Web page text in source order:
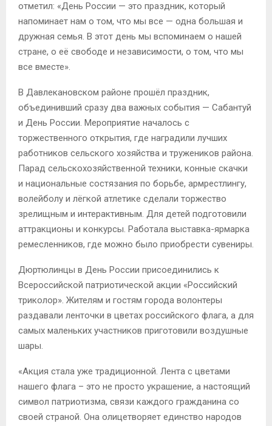
отметил: «День России — это праздник, который
напоминает нам о том, что мы все — одна большая и
дружная семья. В этот день мы вспоминаем о нашей
стране, о её свободе и независимости, о том, что мы
все вместе».
В Давлекановском районе прошёл праздник,
объединивший сразу два важных события — Сабантуй
и День России. Мероприятие началось с
торжественного открытия, где наградили лучших
работников сельского хозяйства и тружеников района.
Парад сельскохозяйственной техники, конные скачки
и национальные состязания по борьбе, армрестлингу,
волейболу и лёгкой атлетике сделали торжество
зрелищным и интерактивным. Для детей подготовили
аттракционы и конкурсы. Работала выставка-ярмарка
ремесленников, где можно было приобрести сувениры.
Дюртюлинцы в День России присоединились к
Всероссийской патриотической акции «Российский
триколор». Жителям и гостям города волонтеры
раздавали ленточки в цветах российского флага, а для
самых маленьких участников приготовили воздушные
шары.
«Акция стала уже традиционной. Лента с цветами
нашего флага – это не просто украшение, а настоящий
символ патриотизма, связи каждого гражданина со
своей страной. Она олицетворяет единство народов